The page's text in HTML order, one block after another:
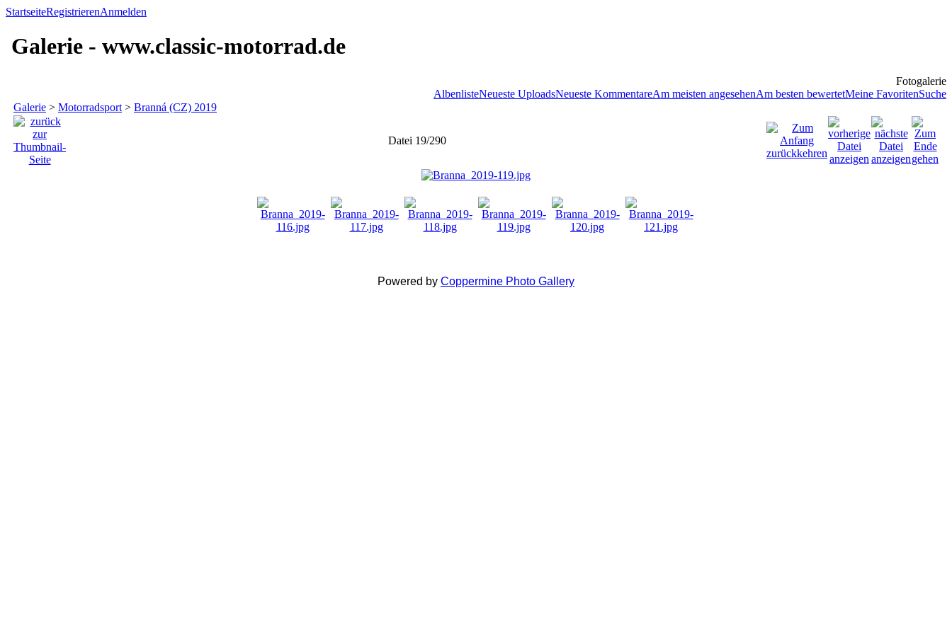
StartseiteRegistrierenAnmelden
Galerie - www.classic-motorrad.de
Fotogalerie
AlbenlisteNeueste UploadsNeueste KommentareAm meisten angesehenAm besten bewertetMeine FavoritenSuche
Galerie > Motorradsport > Branná (CZ) 2019
Datei 19/290
Powered by Coppermine Photo Gallery